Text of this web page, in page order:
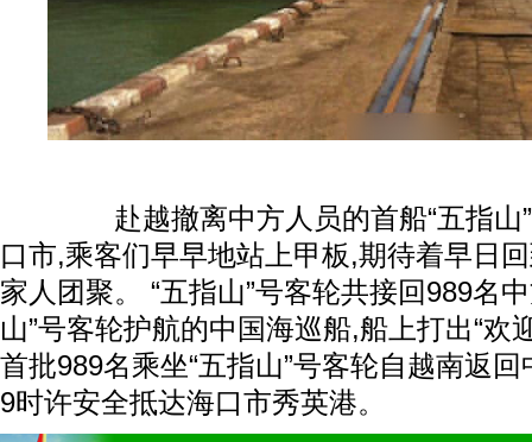
赴越撤离中方人员的首船“五指山”
口市,乘客们早早地站上甲板,期待着早日
家人团聚。 “五指山”号客轮共接回989名
山”号客轮护航的中国海巡船,船上打出“欢
首批989名乘坐“五指山”号客轮自越南返
9时许安全抵达海口市秀英港。